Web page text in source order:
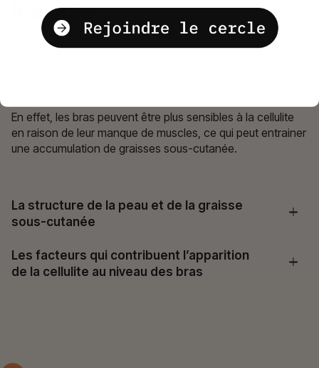
les bras
En effet, les bras peuvent être plus sensibles à la cellulite
en raison de leur manque de muscles, ce qui peut entrainer
une accumulation de graisses sous-cutanée.
La structure de la peau et de la graisse
sous-cutanée
Les facteurs qui contribuent l’apparition
de la cellulite au niveau des bras